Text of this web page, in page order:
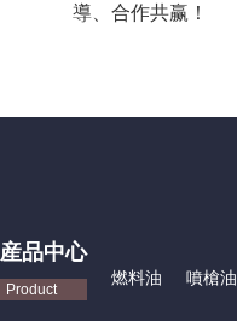
導、合作共赢！
産品中心
Product
燃料油 噴槍油